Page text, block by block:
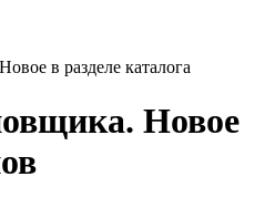
в разделе каталога
Новое